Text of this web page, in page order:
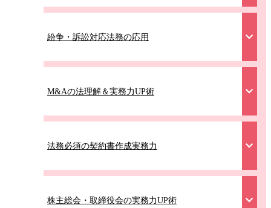
紛争・訴訟対応法務の応用
M&Aの法理解＆実務力UP術
法務必須の契約書作成実務力
株主総会・取締役会の実務力UP術